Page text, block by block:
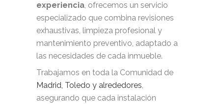
experiencia, ofrecemos un servicio
especializado que combina revisiones
exhaustivas, limpieza profesional y
mantenimiento preventivo, adaptado a
las necesidades de cada inmueble.
Trabajamos en toda la Comunidad de
Madrid, Toledo y alrededores,
asegurando que cada instalación